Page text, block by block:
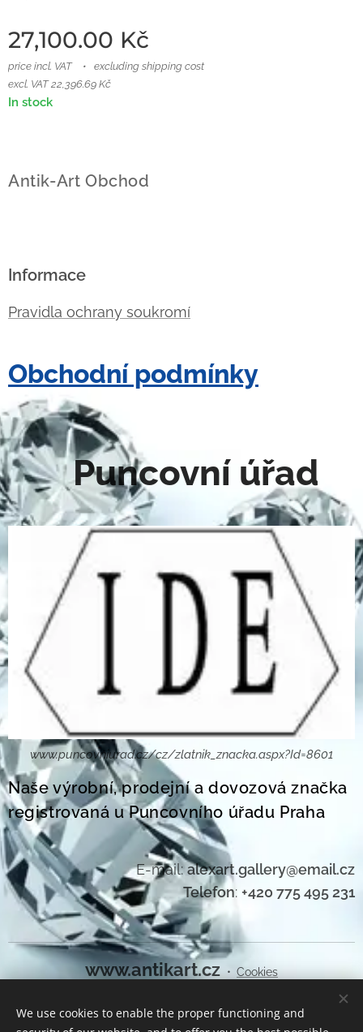
27,100.00 Kč
price incl. VAT
excluding shipping cost
excl. VAT 22,396.69 Kč
In stock
Antik-Art Obchod
Informace
Pravidla ochrany soukromí
Obchodní podmínky
Puncovní úřad
www.puncovniurad.cz/cz/zlatnik_znacka.aspx?Id=8601
Naše výrobní, prodejní a dovozová značka
registrovaná u Puncovního úřadu Praha
E-mail:alexart.gallery@email.cz
Telefon: +420 775 495 231
www.antikart.cz Cookies
Languages
We use cookies to enable the proper functioning and